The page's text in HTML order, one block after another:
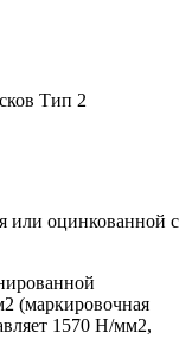
или оцинкованной с
(маркировочная
1570 Н/мм2,